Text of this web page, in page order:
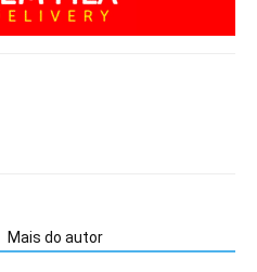
Mais do autor